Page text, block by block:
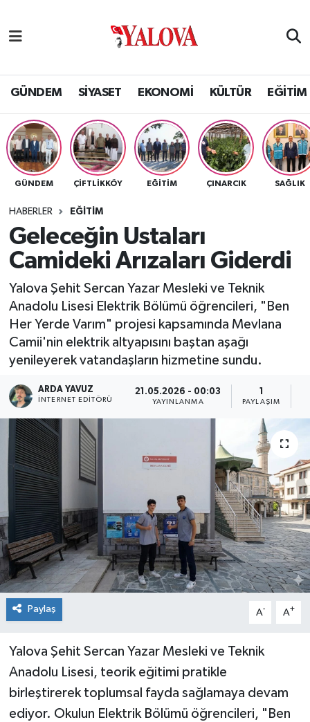
GÜNDEM SİYASET EKONOMİ KÜLTÜR EĞİTİM
GÜNDEM ÇİFTLİKKÖY EĞİTİM ÇINARCIK SAĞLIK
HABERLER EĞİTİM
Geleceğin Ustaları
Camideki Arızaları Giderdi
Yalova Şehit Sercan Yazar Mesleki ve Teknik
Anadolu Lisesi Elektrik Bölümü öğrencileri, "Ben
Her Yerde Varım" projesi kapsamında Mevlana
Camii'nin elektrik altyapısını baştan aşağı
yenileyerek vatandaşların hizmetine sundu.
ARDA YAVUZ
İNTERNET EDITÖRÜ
21.05.2026 - 00:03
YAYINLANMA
1
PAYLAŞIM
Paylaş A- A+
Yalova Şehit Sercan Yazar Mesleki ve Teknik
Anadolu Lisesi, teorik eğitimi pratikle
birleştirerek toplumsal fayda sağlamaya devam
ediyor. Okulun Elektrik Bölümü öğrencileri, "Ben
SİYASET
EKONOMİ
KÜLTÜR
BİLİM VE TEKNOLOJİ
ASAYİŞ
SAĞLIK
SPOR
ULUSAL
İLÇELERİMİZ
RESMİ İLAN
Yalova Nöbetçi Eczaneler
Yalova Hava Durumu
Yalova Namaz Vakitleri
Yalova Trafik Yoğunluk Haritası
Tüm Manşetler
Son Dakika Haberleri
Haber Arşivi